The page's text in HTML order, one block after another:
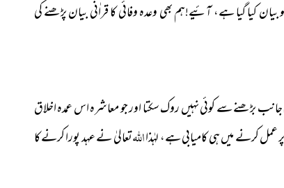
بیان کیا گیا ہے، آئیے!ہم بھی وعدہ وفائی کا قراٰنی بیان پڑھنے کی
بڑھنے سے کوئینہیں روک سکتا اور جو معاشرہ اس عمدہ اخلاق
عمل کرنے میں ہی کامیابیہے، لہٰذااللہتعالیٰ نے عہد پورا کرنے کا